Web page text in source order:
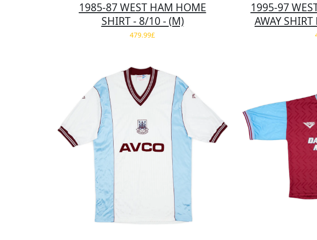
1985-87 WEST HAM HOME
SHIRT - 8/10 - (M)
479.99£
1995-97
AWAY